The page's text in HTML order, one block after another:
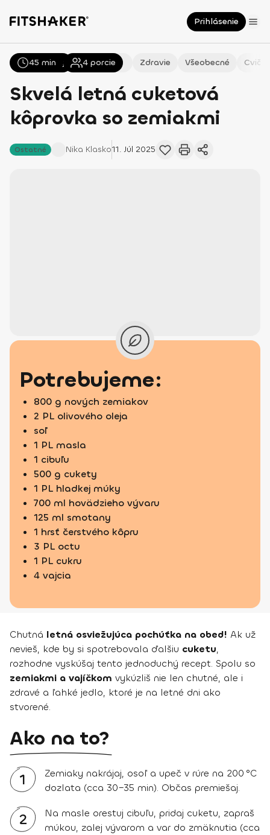
Prihlásenie
Všetky Recepty Zdravie Všeobecné
Skvelá letná cuketová
kôprovka so zemiakmi
Ostatné Nika Klasko11. Júl 2025
45 min 4 porcie
Potrebujeme:
800 g nových zemiakov
2 PL olivového oleja
soľ
1 PL masla
1 cibuľu
500 g cukety
1 PL hladkej múky
700 ml hovädzieho vývaru
125 ml smotany
1 hrsť čerstvého kôpru
3 PL octu
1 PL cukru
4 vajcia
Chutná letná osviežujúca pochúťka na obed! Ak už
nevieš, kde by si spotrebovala ďalšiu cuketu,
rozhodne vyskúšaj tento jednoduchý recept. Spolu so
zemiakmi a vajíčkom vykúzliš nie len chutné, ale i
zdravé a ľahké jedlo, ktoré je na letné dni ako
stvorené.
Ako na to?
1
Zemiaky nakrájaj, osoľ a upeč v rúre na 200 °C
dozlata (cca 30–35 min). Občas premiešaj.
2
Na masle orestuj cibuľu, pridaj cuketu, zapraš
múkou, zalej vývarom a var do zmäknutia (cca